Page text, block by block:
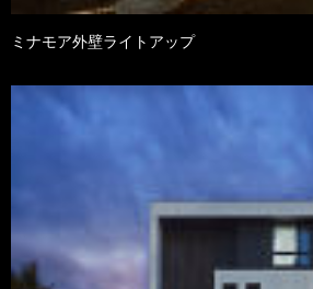
ミナモア外壁ライトアップ